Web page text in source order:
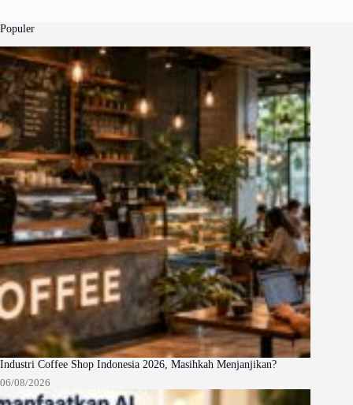
Populer
Industri Coffee Shop Indonesia 2026, Masihkah Menjanjikan?
06/08/2026